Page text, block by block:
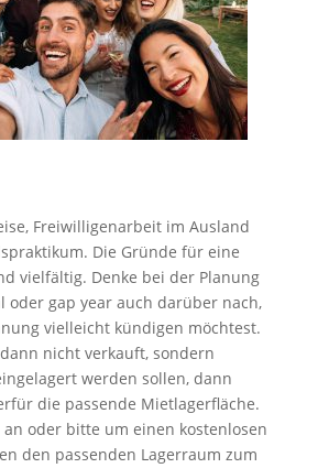
Freiwilligenarbeit im Ausland
Die Gründe für eine
vielfältig. Denke bei der Planung
oder gap year auch darüber nach,
vielleicht kündigen möchtest.
nicht verkauft, sondern
werden sollen, dann
die passende Mietlagerfläche.
oder bitte um einen kostenlosen
den passenden Lagerraum zum